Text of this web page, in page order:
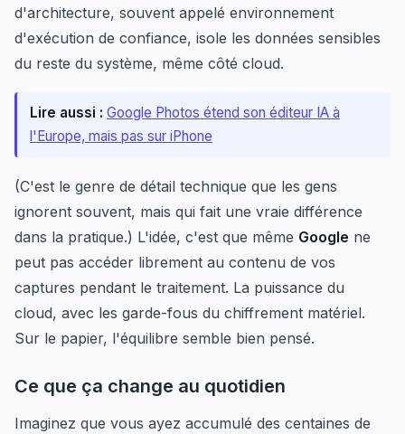
d'architecture, souvent appelé environnement
d'exécution de confiance, isole les données sensibles
du reste du système, même côté cloud.
Lire aussi : Google Photos étend son éditeur IA à
l'Europe, mais pas sur iPhone
(C'est le genre de détail technique que les gens
ignorent souvent, mais qui fait une vraie différence
dans la pratique.) L'idée, c'est que même Google ne
peut pas accéder librement au contenu de vos
captures pendant le traitement. La puissance du
cloud, avec les garde-fous du chiffrement matériel.
Sur le papier, l'équilibre semble bien pensé.
Ce que ça change au quotidien
Imaginez que vous ayez accumulé des centaines de